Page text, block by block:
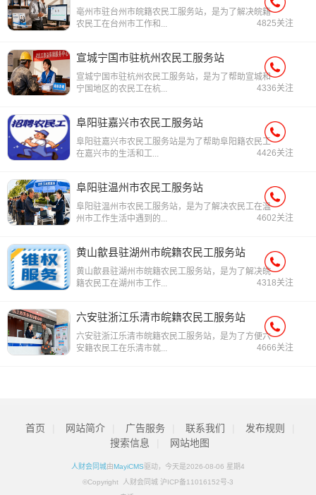
亳州市驻台州市皖籍农民工服务站，是为了解决皖籍
农民工在台州市工作和...
4825关注
宣城宁国市驻杭州农民工服务站
宣城宁国市驻杭州农民工服务站，是为了帮助宣城和
宁国地区的农民工在杭...
4336关注
阜阳驻嘉兴市农民工服务站
阜阳驻嘉兴市农民工服务站是为了帮助阜阳籍农民工
在嘉兴市的生活和工...
4426关注
阜阳驻温州市农民工服务站
阜阳驻温州市农民工服务站，是为了解决农民工在温
州市工作生活中遇到的...
4602关注
黄山歙县驻湖州市皖籍农民工服务站
黄山歙县驻湖州市皖籍农民工服务站，是为了解决皖
籍农民工在湖州市工作...
4318关注
六安驻浙江乐清市皖籍农民工服务站
六安驻浙江乐清市皖籍农民工服务站，是为了方便六
安籍农民工在乐清市就...
4666关注
首页 网站简介 广告服务 联系我们 发布规则
搜索信息
网站地图
人财会同城由MayiCMS驱动，今天是2026-08-06 星期4
©Copyright 人财会同城 沪ICP备11016152号-3